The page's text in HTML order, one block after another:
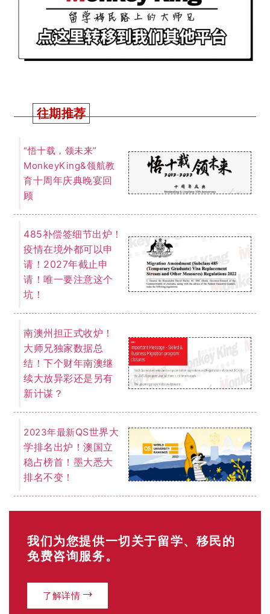
往期推荐
“悟十载，领未来”
MonkeyKing&领航教
育十周年庆典晚宴回
顾
485补偿签细节出炉！
疫情在境外都可以申
请！2027年截止申
请！唯一要注意这个
坑！
南澳州担正式收炉！
大师兄独家数据总
结！下个财年南澳继
续大放异彩还是另有
新计谋？
2023年最新QS世界大
学排名出炉！澳国立
稳占榜首！墨大悉大
排名不变！
我们为您提供一切关于留学、移民的
免费咨询服务。
了解详情